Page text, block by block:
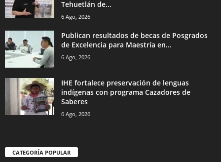
Tehuetlán de...
6 Ago, 2026
Publican resultados de becas de Posgrados
de Excelencia para Maestría en...
6 Ago, 2026
IHE fortalece preservación de lenguas
indígenas con programa Cazadores de
Saberes
6 Ago, 2026
CATEGORÍA POPULAR